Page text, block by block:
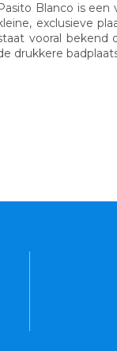
Blanco is een
exclusieve
vooral bekend
drukkere